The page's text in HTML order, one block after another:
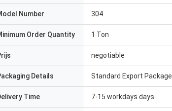
Number 304
Order Quantity 1 Ton
negotiable
Details Standard Export Package
Time 7-15 workdays days